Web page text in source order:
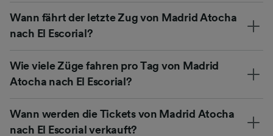
Wann fährt der letzte Zug von Madrid Atocha
nach El Escorial?
Wie viele Züge fahren pro Tag von Madrid
Atocha nach El Escorial?
Wann werden die Tickets von Madrid Atocha
nach El Escorial verkauft?